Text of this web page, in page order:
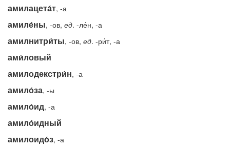
амилацета́т, -а
амиле́ны, -ов, ед. -ле́н, -а
амилнитри́ты, -ов, ед. -ри́т, -а
ами́ловый
амилодекстри́н, -а
амило́за, -ы
амило́ид, -а
амило́идный
амилоидо́з, -а